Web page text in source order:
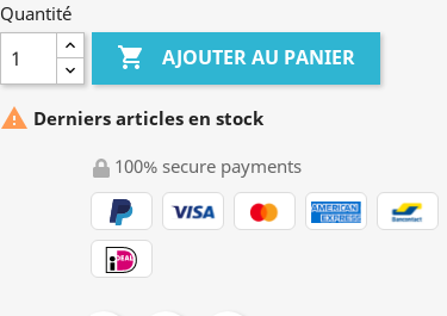
Quantité
 AJOUTER AU PANIER
 Derniers articles en stock
100% secure payments